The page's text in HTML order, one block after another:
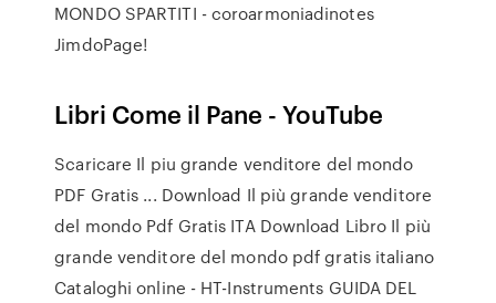
MONDO SPARTITI - coroarmoniadinotes
JimdoPage!
Libri Come il Pane - YouTube
Scaricare Il piu grande venditore del mondo
PDF Gratis ... Download Il più grande venditore
del mondo Pdf Gratis ITA Download Libro Il più
grande venditore del mondo pdf gratis italiano
Cataloghi online - HT-Instruments GUIDA DEL